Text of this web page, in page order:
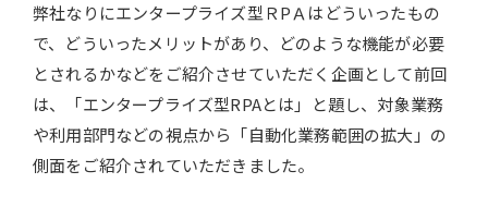
弊社なりにエンタープライズ型ＲPＡはどういったもの
で、どういったメリットがあり、どのような機能が必要
とされるかなどをご紹介させていただく企画として前回
は、「エンタープライズ型RPAとは」と題し、対象業務
や利用部門などの視点から「自動化業務範囲の拡大」の
側面をご紹介されていただきました。